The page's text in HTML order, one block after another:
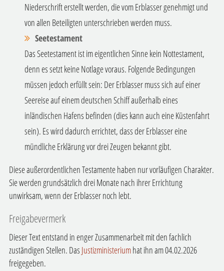
Niederschrift erstellt werden, die vom Erblasser genehmigt und
von allen Beteiligten unterschrieben werden muss.
Seetestament
Das Seetestament ist im eigentlichen Sinne kein Nottestament,
denn es setzt keine Notlage voraus. Folgende Bedingungen
müssen jedoch erfüllt sein: Der Erblasser muss sich auf einer
Seereise auf einem deutschen Schiff außerhalb eines
inländischen Hafens befinden (dies kann auch eine Küstenfahrt
sein). Es wird dadurch errichtet, dass der Erblasser eine
mündliche Erklärung vor drei Zeugen bekannt gibt.
Diese außerordentlichen Testamente haben nur vorläufigen Charakter.
Sie werden grundsätzlich drei Monate nach ihrer Errichtung
unwirksam, wenn der Erblasser noch lebt.
Freigabevermerk
Dieser Text entstand in enger Zusammenarbeit mit den fachlich
zuständigen Stellen. Das Justizministeriumhat ihn am 04.02.2026
freigegeben.